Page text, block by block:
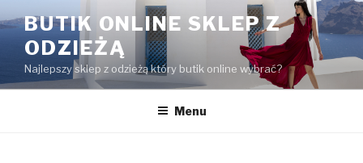
do
treści
BUTIK ONLINE SKLEP Z
ODZIEŻĄ
Najlepszy sklep z odzieżą który butik online wybrać?
Menu